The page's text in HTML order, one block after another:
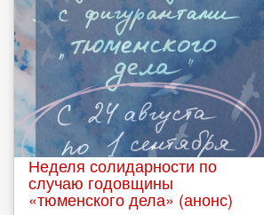
Неделя солидарности по
случаю годовщины
«тюменского дела» (анонс)